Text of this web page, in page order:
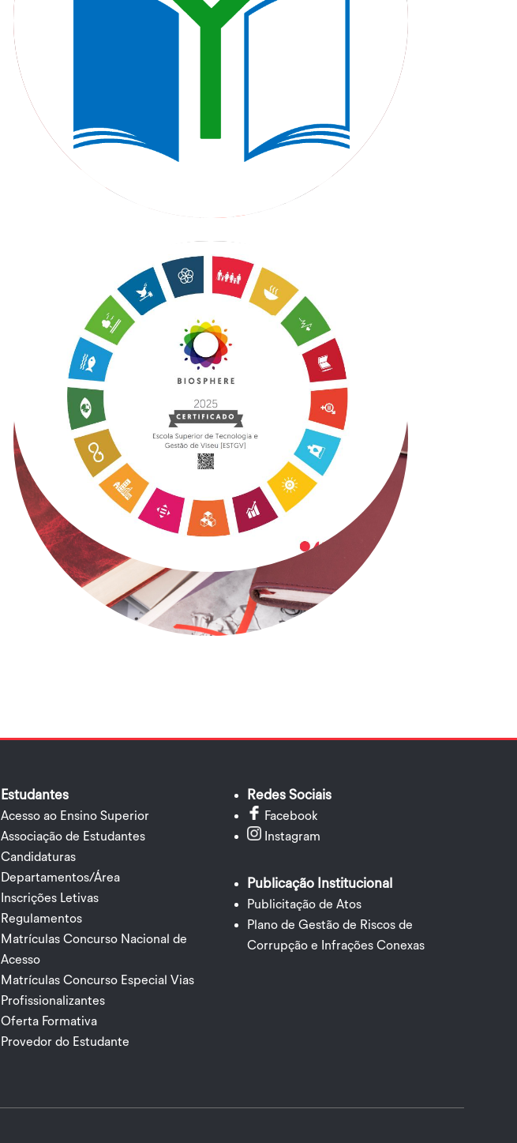
Estudantes
Acesso ao Ensino Superior
Associação de Estudantes
Candidaturas
Departamentos/Área
Inscrições Letivas
Regulamentos
Matrículas Concurso Nacional de
Acesso
Matrículas Concurso Especial Vias
Profissionalizantes
Oferta Formativa
Provedor do Estudante
Redes Sociais
Facebook
Instagram
Publicação Institucional
Publicitação de Atos
Plano de Gestão de Riscos de
Corrupção e Infrações Conexas